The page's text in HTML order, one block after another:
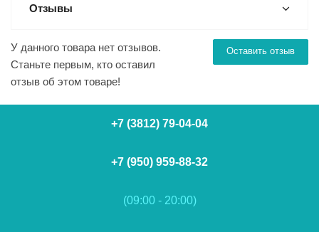
Отзывы
Оставить отзыв
У данного товара нет отзывов.
Станьте первым, кто оставил
отзыв об этом товаре!
+7 (3812) 79-04-04
+7 (950) 959-88-32
(09:00 - 20:00)